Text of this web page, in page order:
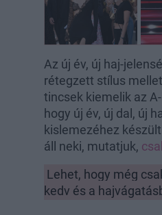
Az új év, új haj-
rétegzett stílus
tincsek kiemelik az
hogy új év, új dal, új
kislemezéhez
áll neki, mutatjuk,
Lehet, hogy még
kedv és a